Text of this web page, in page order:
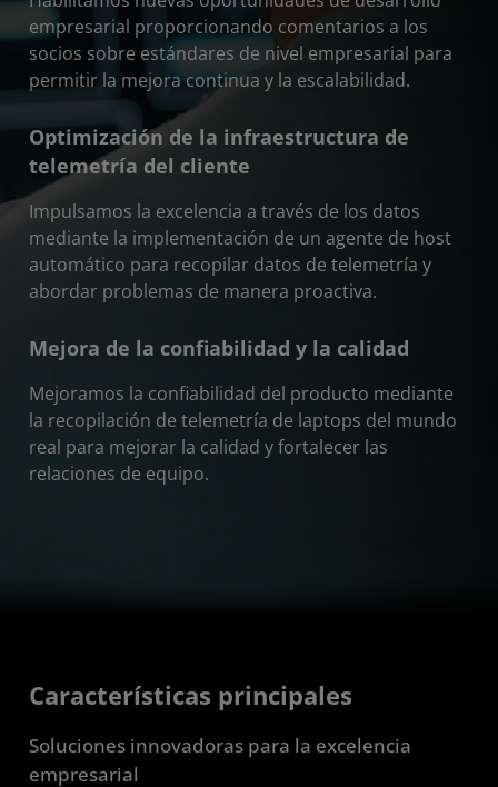
empresarial proporcionando comentarios a los
socios sobre estándares de nivel empresarial para
permitir la mejora continua y la escalabilidad.
Optimización de la infraestructura de
telemetría del cliente
Impulsamos la excelencia a través de los datos
mediante la implementación de un agente de host
automático para recopilar datos de telemetría y
abordar problemas de manera proactiva.
Mejora de la confiabilidad y la calidad
Mejoramos la confiabilidad del producto mediante
la recopilación de telemetría de laptops del mundo
real para mejorar la calidad y fortalecer las
relaciones de equipo.
Características principales
Soluciones innovadoras para la excelencia
empresarial